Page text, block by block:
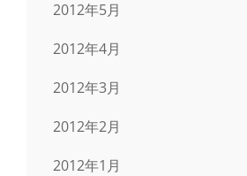
2012年5月
2012年4月
2012年3月
2012年2月
2012年1月